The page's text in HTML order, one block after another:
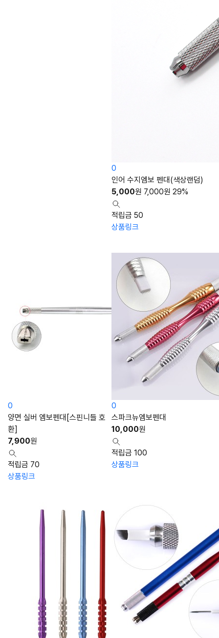
0
인어 수지엠보 펜대(색상랜덤)
5,000원 7,000원 29%
적립금 50
상품링크
0
양면 실버 엠보펜대[스핀니들 호
환]
7,900원
적립금 70
상품링크
0
스파크뉴엠보펜대
10,000원
적립금 100
상품링크